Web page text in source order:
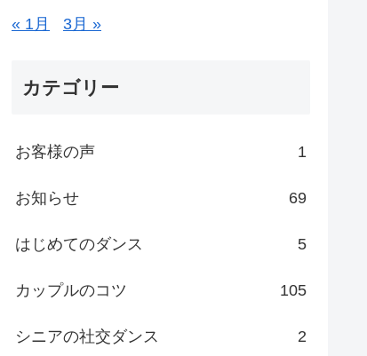
« 1月 3月 »
カテゴリー
お客様の声 1
お知らせ 69
はじめてのダンス 5
カップルのコツ 105
シニアの社交ダンス 2